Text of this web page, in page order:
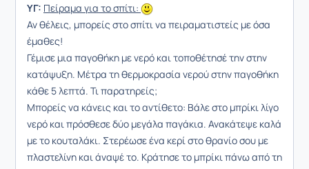
ΥΓ: Πείραμα για το σπίτι:
Αν θέλεις, μπορείς στο σπίτι να πειραματιστείς με όσα
έμαθες!
Γέμισε μια παγοθήκη με νερό και τοποθέτησέ την στην
κατάψυξη. Μέτρα τη θερμοκρασία νερού στην παγοθήκη
κάθε 5 λεπτά. Τι παρατηρείς;
Μπορείς να κάνεις και το αντίθετο: Βάλε στο μπρίκι λίγο
νερό και πρόσθεσε δύο μεγάλα παγάκια. Ανακάτεψε καλά
με το κουταλάκι. Στερέωσε ένα κερί στο θρανίο σου με
πλαστελίνη και άναψέ το. Κράτησε το μπρίκι πάνω από τη